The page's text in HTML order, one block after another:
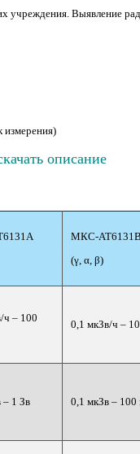
Выявление
измерения)
описание
МКС-АТ6131В
(γ, α, β)
ч – 100
0,1 мкЗв/ч –
– 1 Зв 0,1 мкЗв – 100